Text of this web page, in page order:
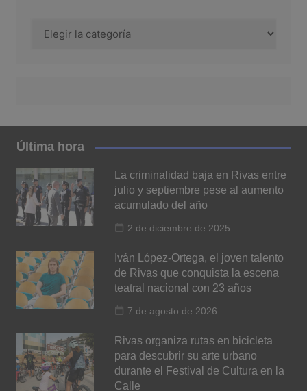
Última hora
La criminalidad baja en Rivas entre
julio y septiembre pese al aumento
acumulado del año
2 de diciembre de 2025
Iván López-Ortega, el joven talento
de Rivas que conquista la escena
teatral nacional con 23 años
7 de agosto de 2026
Rivas organiza rutas en bicicleta
para descubrir su arte urbano
durante el Festival de Cultura en la
Calle